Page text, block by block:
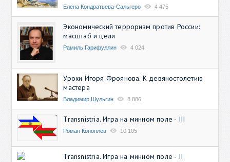
Елена Кондратьева-Сальгеро 4 475
Экономический терроризм против России:
масштаб и цели
Рамиль Гарифуллин 4 024
Уроки Игоря Фроянова. К девяностолетию
мастера
Владимир Шульгин 8 886
Transnistria. Игра на минном поле - III
Роман Коноплев 10 105
Transnistria. Игра на минном поле - II